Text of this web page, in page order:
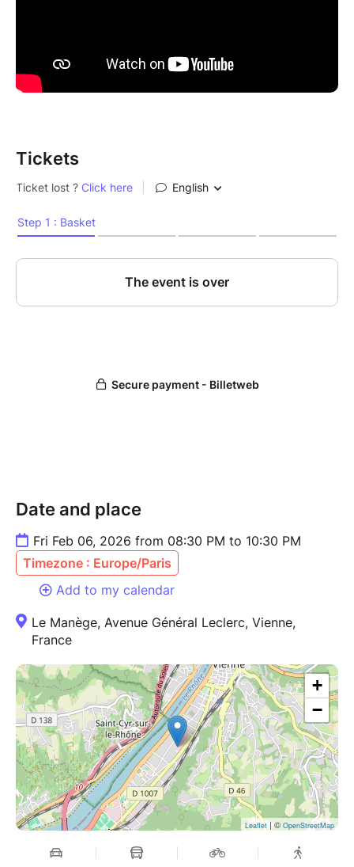
Tickets
Date and place
Fri Feb 06, 2026 from 08:30 PM to 10:30 PM
Timezone : Europe/Paris
Add to my calendar
Le Manège, Avenue Général Leclerc, Vienne,
France
+
−
Leaflet| © OpenStreetMap